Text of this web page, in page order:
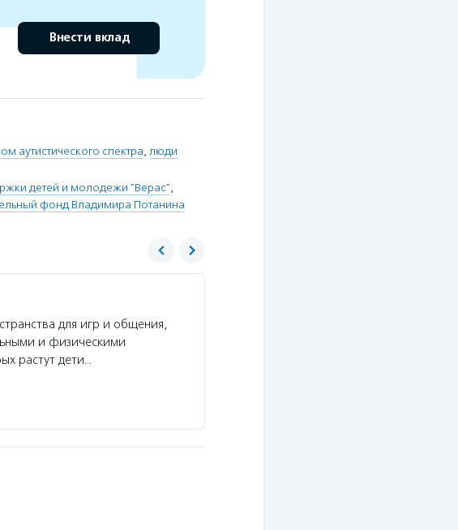
Внести вклад
аутистического спектра, люди
детей и молодежи "Верас",
фонд Владимира Потанина
для игр и общения,
и физическими
растут дети…